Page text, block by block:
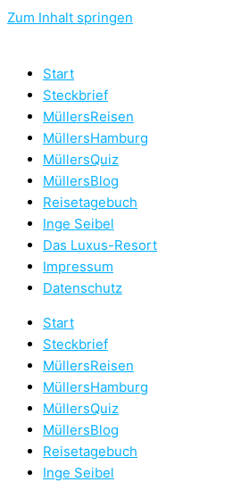
Zum Inhalt springen
Start
Steckbrief
MüllersReisen
MüllersHamburg
MüllersQuiz
MüllersBlog
Reisetagebuch
Inge Seibel
Das Luxus-Resort
Impressum
Datenschutz
Start
Steckbrief
MüllersReisen
MüllersHamburg
MüllersQuiz
MüllersBlog
Reisetagebuch
Inge Seibel